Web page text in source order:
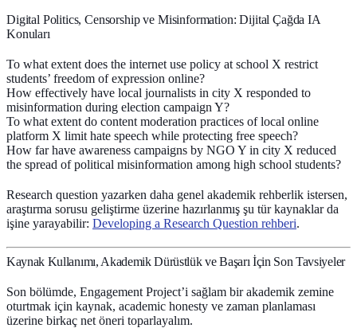
Digital Politics, Censorship ve Misinformation: Dijital Çağda IA
Konuları
To what extent does the internet use policy at school X restrict
students’ freedom of expression online?
How effectively have local journalists in city X responded to
misinformation during election campaign Y?
To what extent do content moderation practices of local online
platform X limit hate speech while protecting free speech?
How far have awareness campaigns by NGO Y in city X reduced
the spread of political misinformation among high school students?
Research question yazarken daha genel akademik rehberlik istersen,
araştırma sorusu geliştirme üzerine hazırlanmış şu tür kaynaklar da
işine yarayabilir: Developing a Research Question rehberi.
Kaynak Kullanımı, Akademik Dürüstlük ve Başarı İçin Son Tavsiyeler
Son bölümde, Engagement Project’i sağlam bir akademik zemine
oturtmak için kaynak, academic honesty ve zaman planlaması
üzerine birkaç net öneri toparlayalım.